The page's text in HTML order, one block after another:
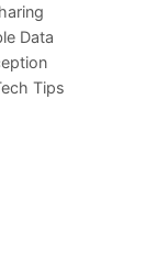
Data
Tips